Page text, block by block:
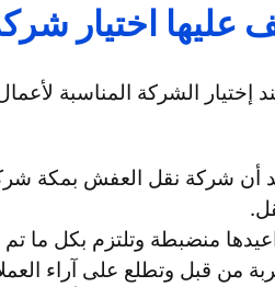
عليها اختيار
إختيار الشركة المناسبة
أن شركة نقل العفش بمكة
منضبطة وتلتزم بكل ما تم
من قبل وتطلع على آراء